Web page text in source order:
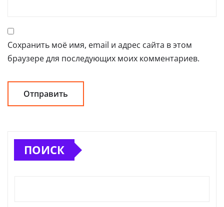
Сохранить моё имя, email и адрес сайта в этом
браузере для последующих моих комментариев.
ПОИСК